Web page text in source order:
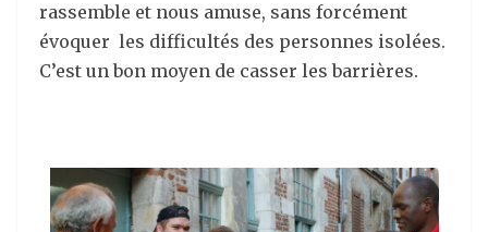
rassemble et nous amuse, sans forcément
évoquer les difficultés des personnes isolées.
C’est un bon moyen de casser les barrières.